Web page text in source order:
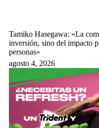
Tamiko Hasegawa: «La
inversión, sino del impacto
personas»
agosto 4, 2026